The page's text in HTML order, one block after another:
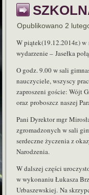
Opublikowano 2
W piątek(19.12.2014r.) w
wydarzenie – Jasełka
O godz. 9.00 w sali
nauczyciele, wszyscy
zaproszeni goście: Wójt
oraz proboszcz naszej
Pani Dyrektor mgr
zgromadzonych w sali
serdeczne życzenia z
Narodzenia.
W dalszej części
w wykonaniu Łukasza
Urbaszewskiej. Na